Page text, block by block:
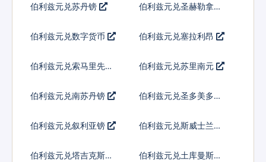
伯利兹元兑苏丹镑 伯利兹元兑圣赫勒拿镑
伯利兹元兑数字货币 伯利兹元兑塞拉利昂
伯利兹元兑索马里先令 伯利兹元兑苏里南元
伯利兹元兑南苏丹镑
伯利兹元兑圣多美多布
伯利兹元兑叙利亚镑
伯利兹元兑斯威士兰里
伯利兹元兑塔吉克斯坦
伯利兹元兑土库曼斯坦